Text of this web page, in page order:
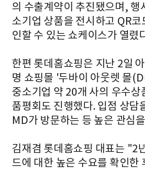
의 수출계약이 추진됐으며, 행
소기업 상품을 전시하고 QR
인할 수 있는 쇼케이스가 열렸
한편 롯데홈쇼핑은 지난 2일
명 쇼핑몰 '두바이 아웃렛 몰
중소기업 약 20개 사의 우수
품평회도 진행했다. 입점 상담
MD가 방문하는 등 높은 관심
김재겸 롯데홈쇼핑 대표는 "2
드에 대한 높은 수요를 확인한